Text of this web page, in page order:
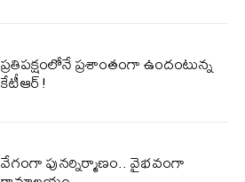
ప్ర‌తిప‌క్షంలోనే ప్ర‌శాంతంగా ఉందంటున్న
కేటీఆర్!
వేగంగా పునర్నిర్మాణం.. వైభవంగా